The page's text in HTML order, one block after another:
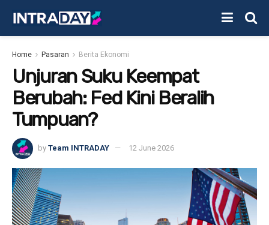
Home Pasaran Berita Ekonomi
Unjuran Suku Keempat
Berubah: Fed Kini Beralih
Tumpuan?
by Team INTRADAY 12 June 2026